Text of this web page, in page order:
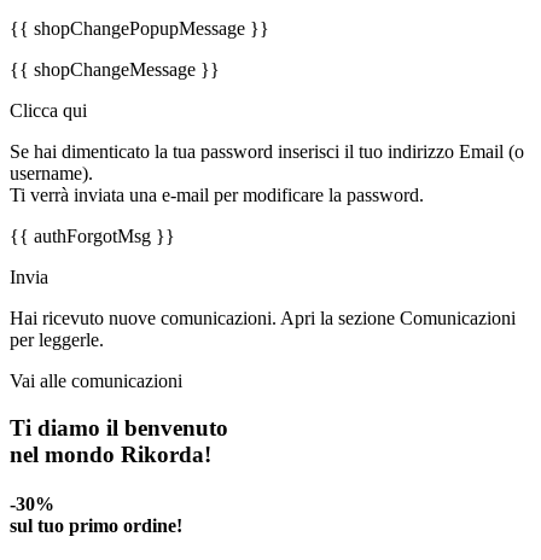
{{ shopChangePopupMessage }}
{{ shopChangeMessage }}
Clicca qui
Se hai dimenticato la tua password inserisci il tuo indirizzo Email (o
username).
Ti verrà inviata una e-mail per modificare la password.
{{ authForgotMsg }}
Invia
Hai ricevuto nuove comunicazioni. Apri la sezione Comunicazioni
per leggerle.
Vai alle comunicazioni
Ti diamo il benvenuto
nel mondo Rikorda!
-30%
sul tuo primo ordine!